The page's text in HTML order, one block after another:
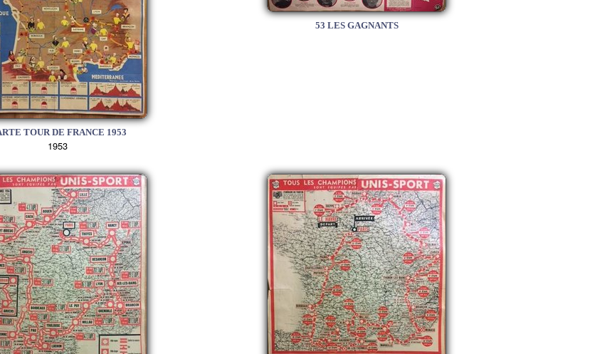
TOUR DE FRANCE 1953
1953
53 LES GAGNANTS